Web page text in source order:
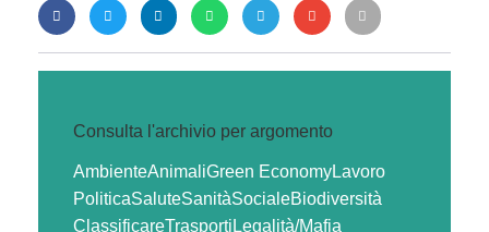
Consulta l'archivio per argomento
AmbienteAnimaliGreen EconomyLavoro
PoliticaSaluteSanitàSocialeBiodiversità
ClassificareTrasporti Legalità/Mafia